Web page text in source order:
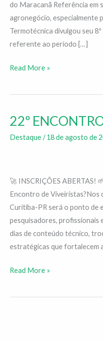
do Maracanã Referência em
agronegócio, especialmente
Termotécnica divulgou seu
referente ao período […]
que
unem
inovação,
eficiência
responsabilidade
Read More »
22º
Destaque/18 de agosto de
🚀 INSCRIÇÕES ABERTAS!
Encontro de Viveiristas?Nos
Curitiba-PR será o ponto de
pesquisadores, profissionais
dias de conteúdo técnico,
estratégicas que fortalecem
22º
Read More »